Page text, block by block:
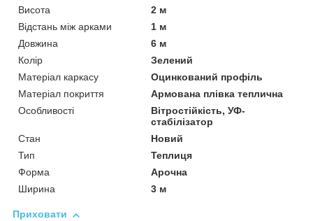
Висота
2 м
Відстань між арками
1 м
Довжина
6 м
Колір
Зелений
Матеріал каркасу
Оцинкований профіль
Матеріал покриття
Армована плівка теплична
Особливості
Вітростійкість, УФ-
стабілізатор
Стан
Новий
Тип
Теплиця
Форма
Арочна
Ширина
3 м
Приховати